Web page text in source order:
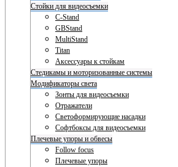
Стойки для видеосъемки
C-Stand
GBStand
MultiStand
Titan
Аксессуары к стойкам
Стедикамы и моторизованные системы
Модификаторы света
Зонты для видеосъемки
Отражатели
Светоформирующие насадки
Софтбоксы для видеосъемки
Плечевые упоры и обвесы
Follow focus
Плечевые упоры